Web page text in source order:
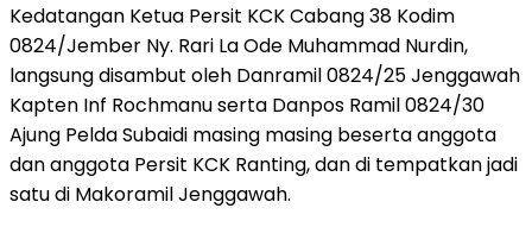
Kedatangan Ketua Persit KCK Cabang 38 Kodim
0824/Jember Ny. Rari La Ode Muhammad Nurdin,
langsung disambut oleh Danramil 0824/25 Jenggawah
Kapten Inf Rochmanu serta Danpos Ramil 0824/30
Ajung Pelda Subaidi masing masing beserta anggota
dan anggota Persit KCK Ranting, dan di tempatkan jadi
satu di Makoramil Jenggawah.